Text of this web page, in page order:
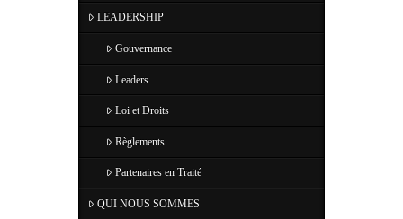
LEADERSHIP
Gouvernance
Leaders
Loi et Droits
Règlements
Partenaires en Traité
QUI NOUS SOMMES